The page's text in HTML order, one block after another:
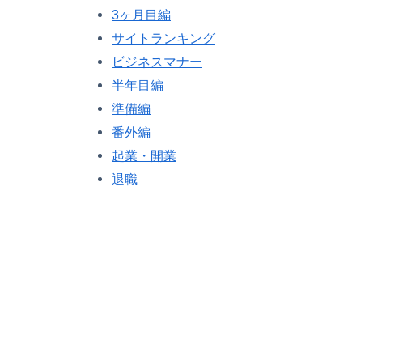
3ヶ月目編
サイトランキング
ビジネスマナー
半年目編
準備編
番外編
起業・開業
退職